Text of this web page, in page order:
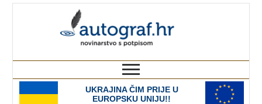
UKRAJINA ČIM PRIJE U
EUROPSKU UNIJU!!